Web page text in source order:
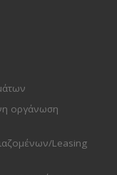
οργάνωση
Leasing